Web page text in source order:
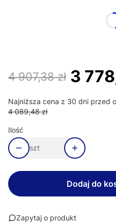
4 907,38 zł 3
Najniższa cena z 30 dni przed
4 089,48 zł
Ilość
szt
Dodaj do
Zapytaj o produkt